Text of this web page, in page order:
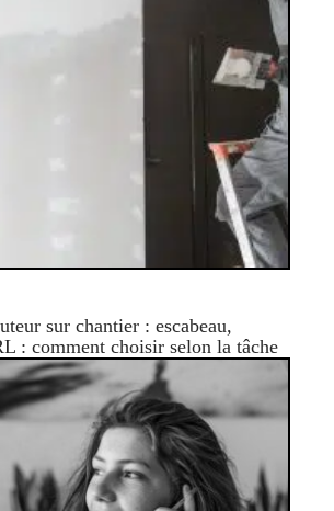
sur chantier : escabeau,
: comment choisir selon la tâche